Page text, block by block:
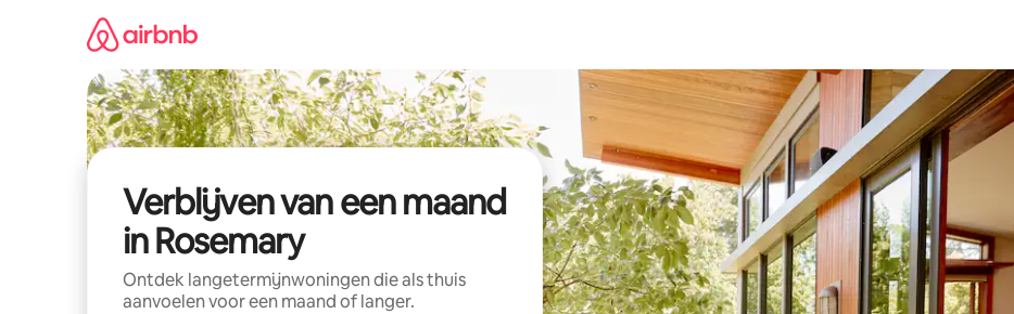
Verblijven van een maand
in Rosemary
Ontdek langetermijnwoningen die als thuis
aanvoelen voor een maand of langer.